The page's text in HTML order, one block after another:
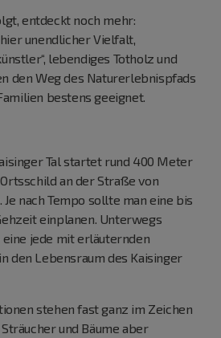
entdeckt noch mehr:
unendlicher Vielfalt,
lebendiges Totholz und
den Weg des Naturerlebnispfads
bestens geeignet.
Tal startet rund 400 Meter
an der Straße von
Je nach Tempo sollte man eine bis
einplanen. Unterwegs
eine jede mit erläuternden
den Lebensraum des Kaisinger
stehen fast ganz im Zeichen
und Bäume aber